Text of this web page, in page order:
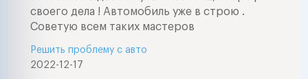
своего дела ! Автомобиль уже в строю .
Советую всем таких мастеров
2022-12-17
Решить проблему с авто